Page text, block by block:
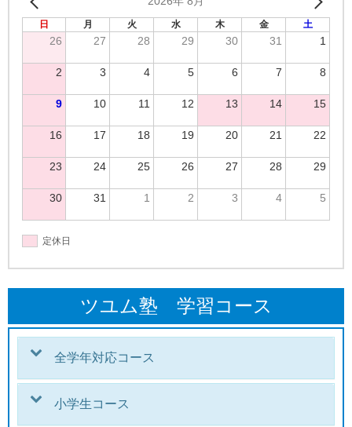
日 月 火 水 木 金 土
26 27 28 29 30 31 1
2 3 4 5 6 7 8
9 10 11 12 13 14 15
16 17 18 19 20 21 22
23 24 25 26 27 28 29
30 31 1 2 3 4 5
定休日
ツユム塾 学習コース
全学年対応コース
小学生コース